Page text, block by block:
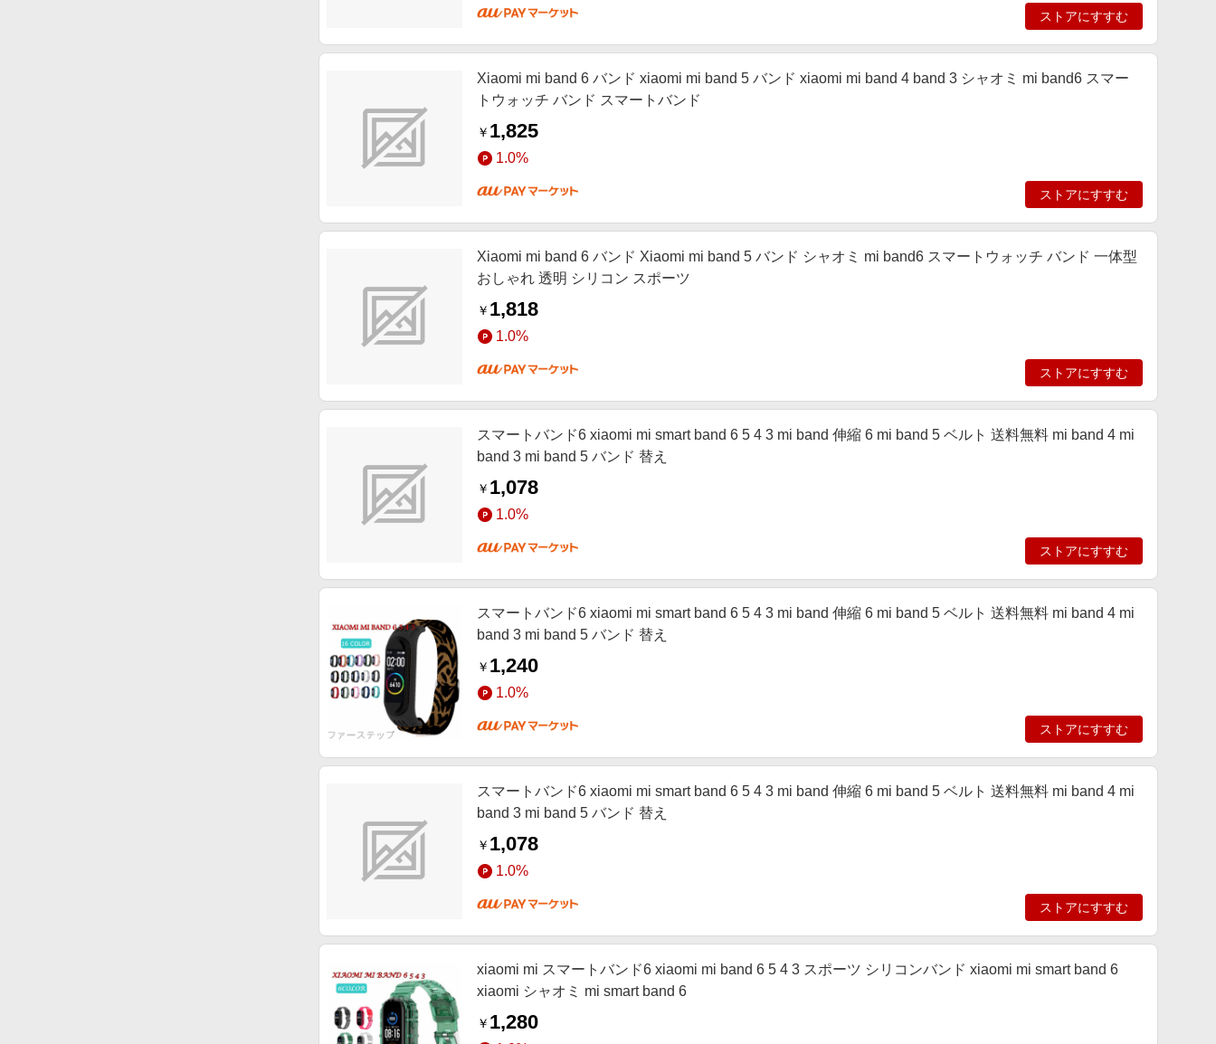
ストアにすすむ
Xiaomi mi band 6 バンド xiaomi mi band 5 バンド xiaomi mi band 4 band 3 シャオミ mi band6 スマー
トウォッチ バンド スマートバンド
￥ 1,825
1.0%
ストアにすすむ
Xiaomi mi band 6 バンド Xiaomi mi band 5 バンド シャオミ mi band6 スマートウォッチ バンド 一体型
おしゃれ 透明 シリコン スポーツ
￥ 1,818
1.0%
ストアにすすむ
スマートバンド6 xiaomi mi smart band 6 5 4 3 mi band 伸縮 6 mi band 5 ベルト 送料無料 mi band 4 mi
band 3 mi band 5 バンド 替え
￥ 1,078
1.0%
ストアにすすむ
スマートバンド6 xiaomi mi smart band 6 5 4 3 mi band 伸縮 6 mi band 5 ベルト 送料無料 mi band 4 mi
band 3 mi band 5 バンド 替え
￥ 1,240
1.0%
ストアにすすむ
スマートバンド6 xiaomi mi smart band 6 5 4 3 mi band 伸縮 6 mi band 5 ベルト 送料無料 mi band 4 mi
band 3 mi band 5 バンド 替え
￥ 1,078
1.0%
ストアにすすむ
xiaomi mi スマートバンド6 xiaomi mi band 6 5 4 3 スポーツ シリコンバンド xiaomi mi smart band 6
xiaomi シャオミ mi smart band 6
￥ 1,280